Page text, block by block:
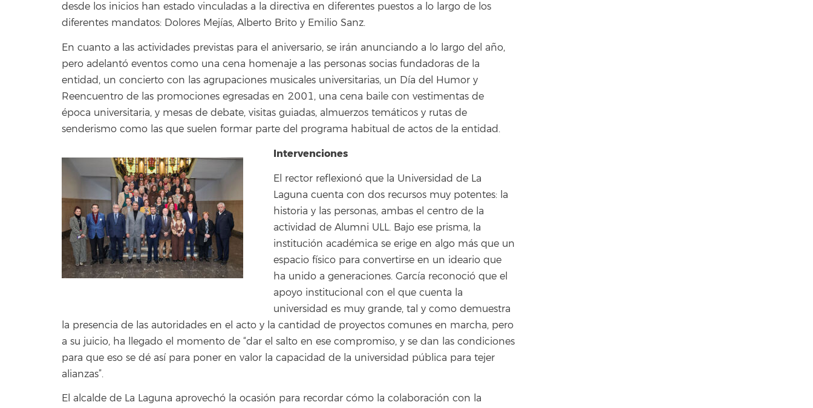
desde los inicios han estado vinculadas a la directiva en diferentes puestos a lo largo de los
diferentes mandatos: Dolores Mejías, Alberto Brito y Emilio Sanz.
En cuanto a las actividades previstas para el aniversario, se irán anunciando a lo largo del año,
pero adelantó eventos como una cena homenaje a las personas socias fundadoras de la
entidad, un concierto con las agrupaciones musicales universitarias, un Día del Humor y
Reencuentro de las promociones egresadas en 2001, una cena baile con vestimentas de
época universitaria, y mesas de debate, visitas guiadas, almuerzos temáticos y rutas de
senderismo como las que suelen formar parte del programa habitual de actos de la entidad.
Intervenciones
El rector reflexionó que la Universidad de La
Laguna cuenta con dos recursos muy potentes: la
historia y las personas, ambas el centro de la
actividad de Alumni ULL. Bajo ese prisma, la
institución académica se erige en algo más que un
espacio físico para convertirse en un ideario que
ha unido a generaciones. García reconoció que el
apoyo institucional con el que cuenta la
universidad es muy grande, tal y como demuestra
la presencia de las autoridades en el acto y la cantidad de proyectos comunes en marcha, pero
a su juicio, ha llegado el momento de “dar el salto en ese compromiso, y se dan las condiciones
para que eso se dé así para poner en valor la capacidad de la universidad pública para tejer
alianzas”.
El alcalde de La Laguna aprovechó la ocasión para recordar cómo la colaboración con la